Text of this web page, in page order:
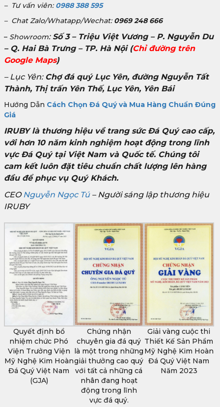
– Tư vấn viên: 0988 388 595
– Chat Zalo/Whatapp/Wechat: 0969 248 666
– Showroom: Số 3 – Triệu Việt Vương – P. Nguyễn Du
– Q. Hai Bà Trưng – TP. Hà Nội(Chỉ đường trên
Google Maps)
– Lục Yên: Chợ đá quý Lục Yên, đường Nguyễn Tất
Thành, Thị trấn Yên Thế, Lục Yên, Yên Bái
Hướng Dẫn Cách Chọn Đá Quý và Mua Hàng Chuẩn Đúng
Giá
IRUBY là thương hiệu về trang sức Đá Quý cao cấp,
với hơn 10 năm kinh nghiệm hoạt động trong lĩnh
vực Đá Quý tại Việt Nam và Quốc tế. Chúng tôi
cam kết luôn đặt tiêu chuẩn chất lượng lên hàng
đầu để phục vụ Quý Khách.
CEONguyễn Ngọc Tú– Người sáng lập thương hiệu
IRUBY
Quyết định bổ
nhiệm chức Phó
Viện Trưởng Viện
Mỹ Nghệ Kim Hoàn
Đá Quý Việt Nam
(GJA)
Chứng nhận
chuyên gia đá quý
là một trong những
giải thưởng cao quý
với tất cả những cá
nhân đang hoạt
động trong lĩnh
vực đá quý.
Giải vàng cuộc thi
Thiết Kế Sản Phẩm
Mỹ Nghệ Kim Hoàn
Đá Quý Việt Nam
Năm 2023